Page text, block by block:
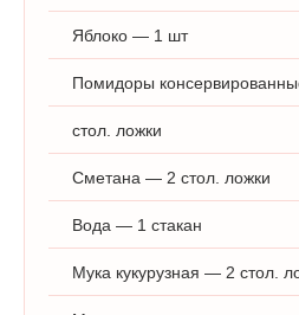
Яблоко — 1 шт
Помидоры
стол. ложки
Сметана — 2 стол. ложки
Вода — 1 стакан
Мука кукурузная — 2 стол.